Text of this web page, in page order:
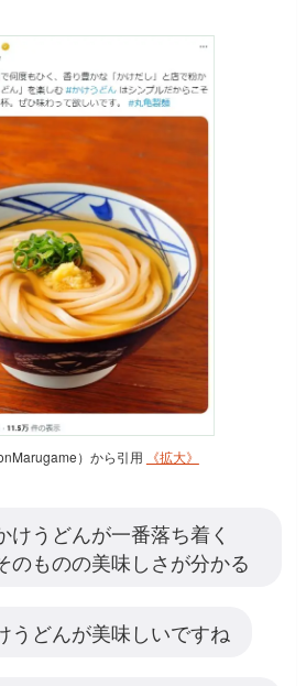
）から引用 《拡大》
けうどんが一番落ち着く
のものの美味しさが分かる
うどんが美味しいですね